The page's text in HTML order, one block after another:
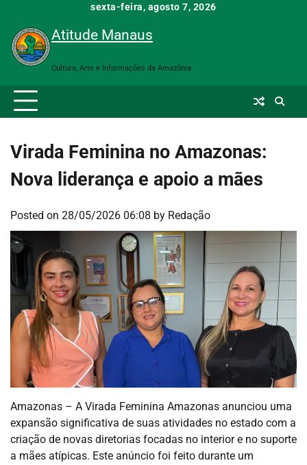
content
sexta-feira, agosto 7, 2026
Atitude Manaus
Cultura, Arte e Informações da Amazônia
Virada Feminina no Amazonas:
Nova liderança e apoio a mães
Posted on 28/05/2026 06:08 by Redação
Amazonas – A Virada Feminina Amazonas anunciou uma
expansão significativa de suas atividades no estado com a
criação de novas diretorias focadas no interior e no suporte
a mães atípicas. Este anúncio foi feito durante um